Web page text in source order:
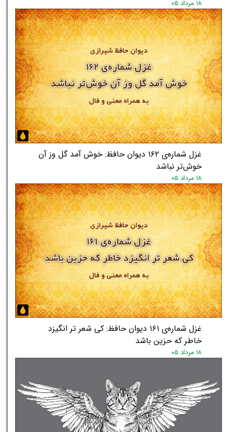
★★
۱۸ مرداد ۰۵
غزل شماره‌ی ۱۶۲ دیوان حافظ: خوش آمد گل وز آن
خوش‌تر نباشد
۱۸ مرداد ۰۵
غزل شماره‌ی ۱۶۱ دیوان حافظ: کی شعر تر انگیزد
خاطر که حزین باشد
۱۸ مرداد ۰۵